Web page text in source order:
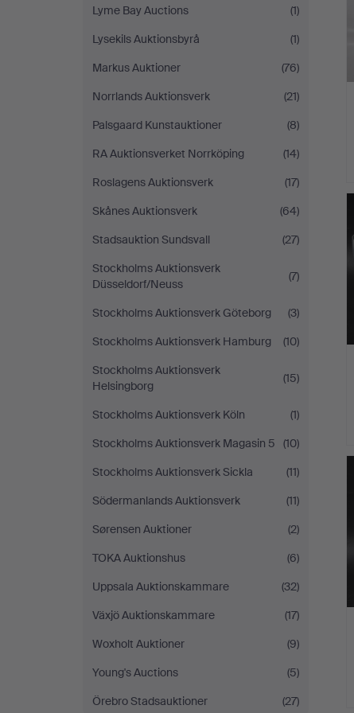
Lyme Bay Auctions
(1)
Lysekils Auktionsbyrå
(1)
Markus Auktioner
(76)
Norrlands Auktionsverk
(21)
Palsgaard Kunstauktioner
(8)
RA Auktionsverket Norrköping
(14)
Roslagens Auktionsverk
(17)
Skånes Auktionsverk
(64)
Stadsauktion Sundsvall
(27)
Stockholms Auktionsverk
Düsseldorf/Neuss
(7)
Stockholms Auktionsverk Göteborg
(3)
Stockholms Auktionsverk Hamburg
(10)
Stockholms Auktionsverk
Helsingborg
(15)
Stockholms Auktionsverk Köln
(1)
Stockholms Auktionsverk Magasin 5
(10)
Stockholms Auktionsverk Sickla
(11)
Södermanlands Auktionsverk
(11)
Sørensen Auktioner
(2)
TOKA Auktionshus
(6)
Uppsala Auktionskammare
(32)
Växjö Auktionskammare
(17)
Woxholt Auktioner
(9)
Young's Auctions
(5)
Örebro Stadsauktioner
(27)